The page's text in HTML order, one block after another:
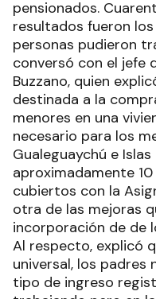
pensionados.
resultados fueron
personas pudieron
conversó con el jefe
Buzzano, quien
destinada a la
menores en una
necesario para los
Gualeguaychú e
aproximadamente
cubiertos con la
otra de las mejoras
incorporación de de
Al respecto, explicó
universal, los padres
tipo de ingreso